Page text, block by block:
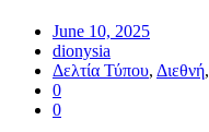
June 10, 2025
dionysia
Δελτία Τύπου, Διεθνή,
0
0